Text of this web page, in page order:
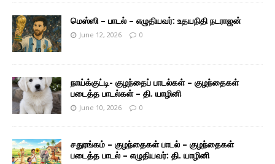
மெஸ்ஸி – பாடல் – எழுதியவர்: உதயநிதி நடராஜன்
June 12, 2026 0
நாய்க்குட்டி- குழந்தைப் பாடல்கள் – குழந்தைகள்
படைத்த பாடல்கள் – தி. யாழினி
June 10, 2026 0
சதுரங்கம் – குழந்தைகள் பாடல் – குழந்தைகள்
படைத்த பாடல் – எழுதியவர்: தி. யாழினி